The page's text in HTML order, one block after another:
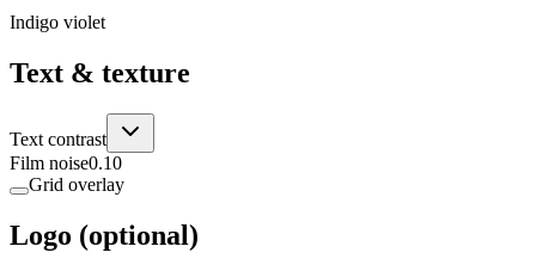
Indigo violet
Text & texture
Text contrast
Film noise0.10
Grid overlay
Logo (optional)